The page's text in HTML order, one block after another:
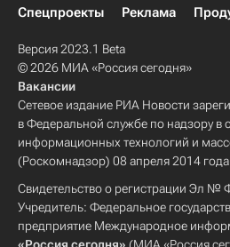
Спецпроекты
Реклама
Версия 2023.1 Beta
© 2026 МИА «Россия сегодня»
Вакансии
Сетевое издание РИА Новости
в Федеральной службе по надзору в
информационных технологий и
(Роскомнадзор) 08 апреля 2014 года.
Свидетельство о регистрации Эл №
Учредитель: Федеральное
предприятие Международное